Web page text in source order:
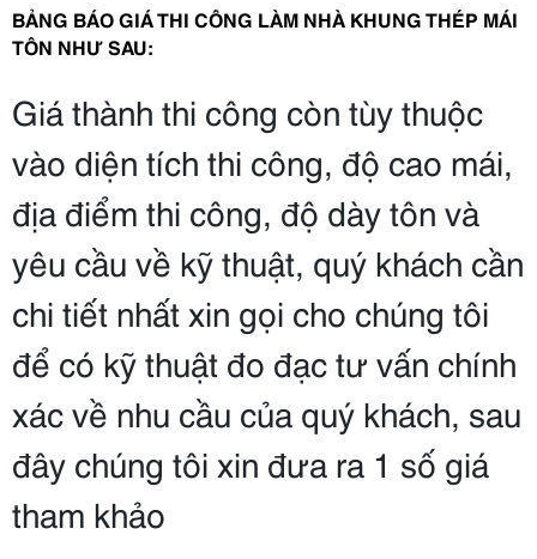
BẢNG BÁO GIÁ THI CÔNG LÀM NHÀ KHUNG THÉP MÁI
TÔN NHƯ SAU:
Giá thành thi công còn tùy thuộc
vào diện tích thi công, độ cao mái,
địa điểm thi công, độ dày tôn và
yêu cầu về kỹ thuật, quý khách cần
chi tiết nhất xin gọi cho chúng tôi
để có kỹ thuật đo đạc tư vấn chính
xác về nhu cầu của quý khách, sau
đây chúng tôi xin đưa ra 1 số giá
tham khảo